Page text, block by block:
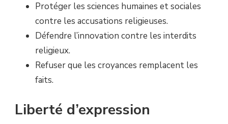
Protéger les sciences humaines et sociales
contre les accusations religieuses.
Défendre l’innovation contre les interdits
religieux.
Refuser que les croyances remplacent les
faits.
Liberté d’expression